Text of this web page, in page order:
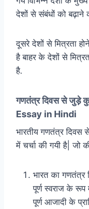
देशों से संबंधों को बढ़ाने
दूसरे देशों से मित्रता
है बाहर के देशों से
है.
गणतंत्र दिवस से जुड़े
Essay in Hindi
भारतीय गणतंत्र दिवस
में चर्चा की गयी है| जो
भारत का गणतंत्र
पूर्ण स्वराज के
पूर्ण आजादी के